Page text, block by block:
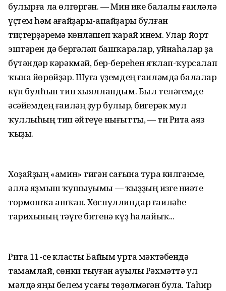
булырға ла өлгөргән. — Мин ике балалы ғаиләлә
үҫтем һәм ағайҙары-апайҙары булған
тиҫтерҙәремә көнләшеп ҡарай инем. Улар йорт
эштәрен дә бергәләп башҡаралар, уйнаһалар ҙа
бүтәндәр кәрәкмәй, бер-береһен яҡлап-ҡурсалап
ҡына йөрөйҙәр. Шуға үҙемдең ғаиләмдә балалар
күп булһын тип хыялландым. Был теләгемде
әсәйемдең ғаиләң ҙур булыр, бигерәк мул
ҡуллыһың тип әйтеүе нығытты, — ти Рита Ғаяз
ҡыҙы.
Хоҙайҙың «амин» тигән сағына тура килгәнме,
әллә яҙмыш ҡушыуымы — ҡыҙҙың изге ниәте
тормошҡа ашҡан. Хөснуллиндар ғаиләһе
тарихының тәүге битенә күҙ һалайыҡ...
Рита 11-се класты Байым урта мәктәбендә
тамамлай, сөнки тыуған ауылы Рәхмәттә ул
мәлдә яңы белем усағы төҙөлмәгән була. Таһир